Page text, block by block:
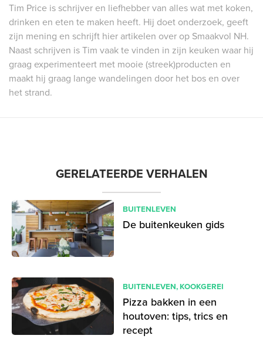
Tim Price is schrijver en liefhebber van alles wat met koken,
drinken en eten te maken heeft. Hij doet onderzoek, geeft
zijn mening en schrijft hier artikelen over op Smaakvol NH.
Naast schrijven is Tim vaak te vinden in zijn keuken waar hij
graag experimenteert met mooie (streek)producten en
maakt hij graag lange wandelingen door het bos en over
het strand.
GERELATEERDE VERHALEN
BUITENLEVEN
De buitenkeuken gids
BUITENLEVEN,KOOKGEREI
Pizza bakken in een
houtoven: tips, trics en
recept